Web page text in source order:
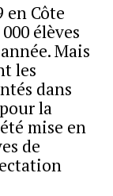
en Côte
élèves
Mais
les
dans
la
mise en
de